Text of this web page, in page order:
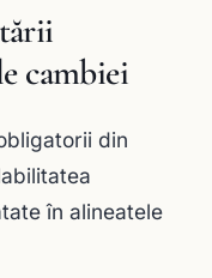
cambiei
din
în alineatele